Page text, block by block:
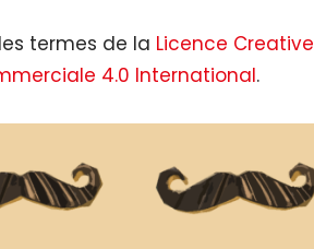
termes de la Licence Creative
4.0 International.